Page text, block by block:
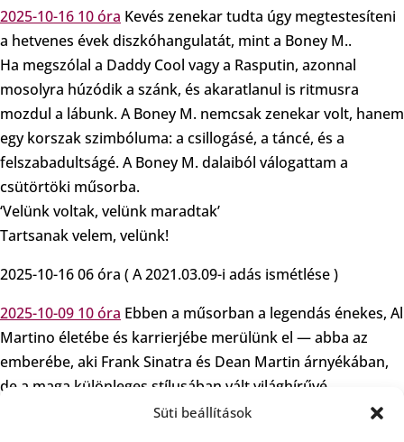
Süti beállítások
2025-10-16 10 óra Kevés zenekar tudta úgy megtestesíteni
a hetvenes évek diszkóhangulatát, mint a Boney M..
Ha megszólal a Daddy Cool vagy a Rasputin, azonnal
mosolyra húzódik a szánk, és akaratlanul is ritmusra
mozdul a lábunk. A Boney M. nemcsak zenekar volt, hanem
egy korszak szimbóluma: a csillogásé, a táncé, és a
felszabadultságé. A Boney M. dalaiból válogattam a
csütörtöki műsorba.
‘Velünk voltak, velünk maradtak’
Tartsanak velem, velünk!
2025-10-16 06 óra ( A 2021.03.09-i adás ismétlése )
2025-10-09 10 óra Ebben a műsorban a legendás énekes, Al
Martino életébe és karrierjébe merülünk el — abba az
emberébe, aki Frank Sinatra és Dean Martin árnyékában,
de a maga különleges stílusában vált világhírűvé.
Velünk voltak, velünk maradtak!